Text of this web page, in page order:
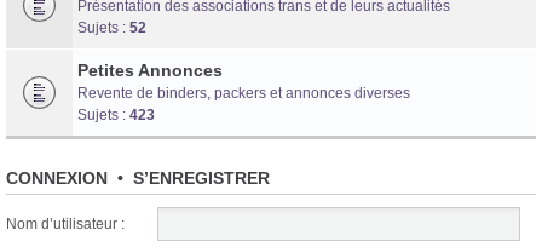
Présentation des associations trans et de leurs actualités
Sujets : 52
Petites Annonces
Revente de binders, packers et annonces diverses
Sujets : 423
CONNEXION • S’ENREGISTRER
Nom d’utilisateur :